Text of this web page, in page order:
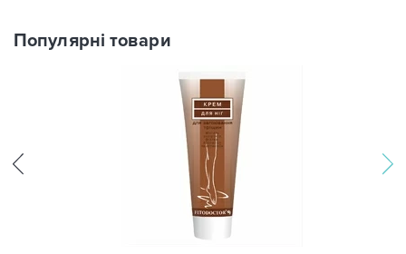
Популярні товари